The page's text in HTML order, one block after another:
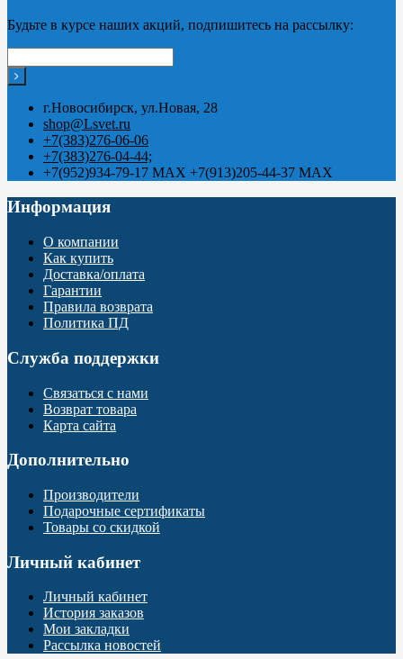
Будьте в курсе наших акций, подпишитесь на рассылку:
г.Новосибирск, ул.Новая, 28
shop@Lsvet.ru
+7(383)276-06-06
+7(383)276-04-44;
+7(952)934-79-17 MAX +7(913)205-44-37 MAX
Информация
О компании
Как купить
Доставка/оплата
Гарантии
Правила возврата
Политика ПД
Служба поддержки
Связаться с нами
Возврат товара
Карта сайта
Дополнительно
Производители
Подарочные сертификаты
Товары со скидкой
Личный кабинет
Личный кабинет
История заказов
Мои закладки
Рассылка новостей